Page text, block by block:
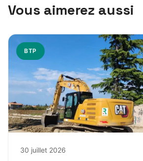
Vous aimerez aussi
BTP
30 juillet 2026